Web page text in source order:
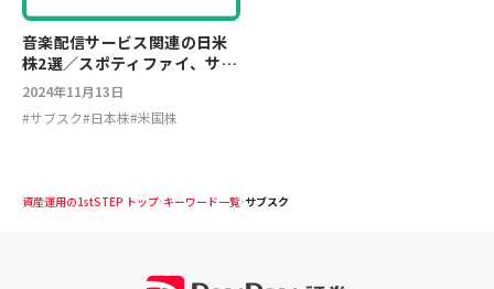
音楽配信サービス関連の日米
株2選／スポティファイ、サイ
バーエージェント
2024年11月13日
#サブスク#日本株#米国株
資産運用の1stSTEP トップ キーワード一覧 サブスク